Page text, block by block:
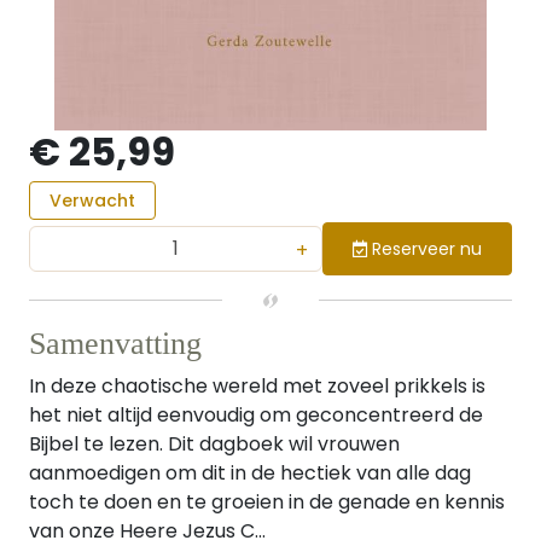
€ 25,99
Verwacht
+ Reserveer nu
Samenvatting
In deze chaotische wereld met zoveel prikkels is
het niet altijd eenvoudig om geconcentreerd de
Bijbel te lezen. Dit dagboek wil vrouwen
aanmoedigen om dit in de hectiek van alle dag
toch te doen en te groeien in de genade en kennis
van onze Heere Jezus C...